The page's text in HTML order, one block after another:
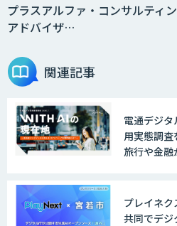
デジフロー
AI/DXソリュ
プラスアルファ・コンサルティ
アドバイザ…
関連記事
電通デジ
用実態調
旅行や金融
プレイネク
共同でデジ